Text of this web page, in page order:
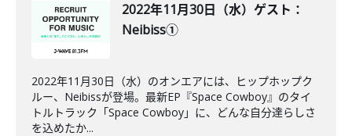
2022年11月30日（水）ゲスト：
Neibiss①
2022年11月30日（水）のオンエアには、ヒップホップク
ルー、Neibissが登場。最新EP『Space Cowboy』のタイ
トルトラック「Space Cowboy」に、どんな自分達らしさ
を込めたか...